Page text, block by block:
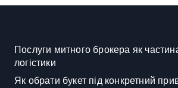
Послуги митного брокера як
логістики
Як обрати букет під конкретний